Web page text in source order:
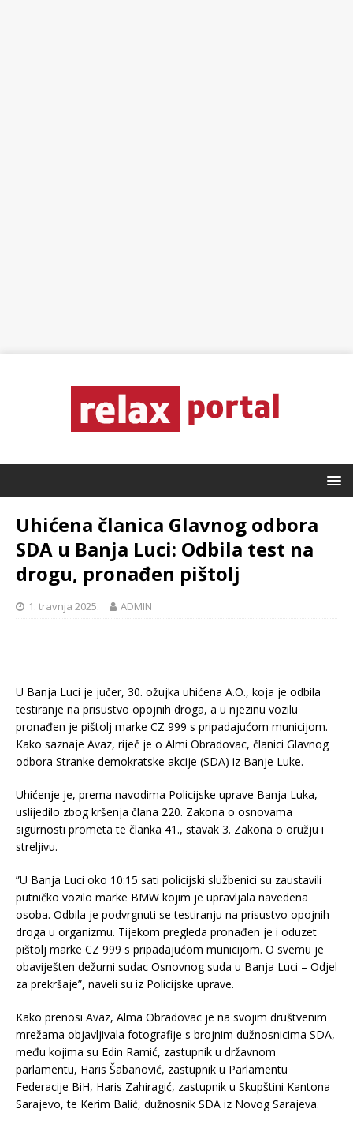
Uhićena članica Glavnog odbora
SDA u Banja Luci: Odbila test na
drogu, pronađen pištolj
1. travnja 2025. ADMIN
U Banja Luci je jučer, 30. ožujka uhićena A.O., koja je odbila
testiranje na prisustvo opojnih droga, a u njezinu vozilu
pronađen je pištolj marke CZ 999 s pripadajućom municijom.
Kako saznaje Avaz, riječ je o Almi Obradovac, članici Glavnog
odbora Stranke demokratske akcije (SDA) iz Banje Luke.
Uhićenje je, prema navodima Policijske uprave Banja Luka,
uslijedilo zbog kršenja člana 220. Zakona o osnovama
sigurnosti prometa te članka 41., stavak 3. Zakona o oružju i
streljivu.
”U Banja Luci oko 10:15 sati policijski službenici su zaustavili
putničko vozilo marke BMW kojim je upravljala navedena
osoba. Odbila je podvrgnuti se testiranju na prisustvo opojnih
droga u organizmu. Tijekom pregleda pronađen je i oduzet
pištolj marke CZ 999 s pripadajućom municijom. O svemu je
obaviješten dežurni sudac Osnovnog suda u Banja Luci – Odjel
za prekršaje”, naveli su iz Policijske uprave.
Kako prenosi Avaz, Alma Obradovac je na svojim društvenim
mrežama objavljivala fotografije s brojnim dužnosnicima SDA,
među kojima su Edin Ramić, zastupnik u državnom
parlamentu, Haris Šabanović, zastupnik u Parlamentu
Federacije BiH, Haris Zahiragić, zastupnik u Skupštini Kantona
Sarajevo, te Kerim Balić, dužnosnik SDA iz Novog Sarajeva.